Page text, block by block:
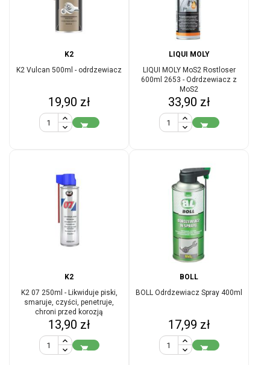
K2
K2 Vulcan 500ml - odrdzewiacz
Cena
19,90 zł

LIQUI MOLY
LIQUI MOLY MoS2 Rostloser
600ml 2653 - Odrdzewiacz z
MoS2
Cena
33,90 zł

K2
K2 07 250ml - Likwiduje piski,
smaruje, czyści, penetruje,
chroni przed korozją
Cena
13,90 zł

BOLL
BOLL Odrdzewiacz Spray 400ml
Cena
17,99 zł
